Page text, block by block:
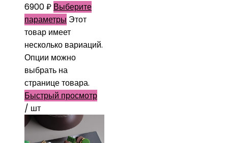
6900₽ Выберите
параметры Этот
товар имеет
несколько вариаций.
Опции можно
выбрать на
странице товара.
Быстрый просмотр
/ шт